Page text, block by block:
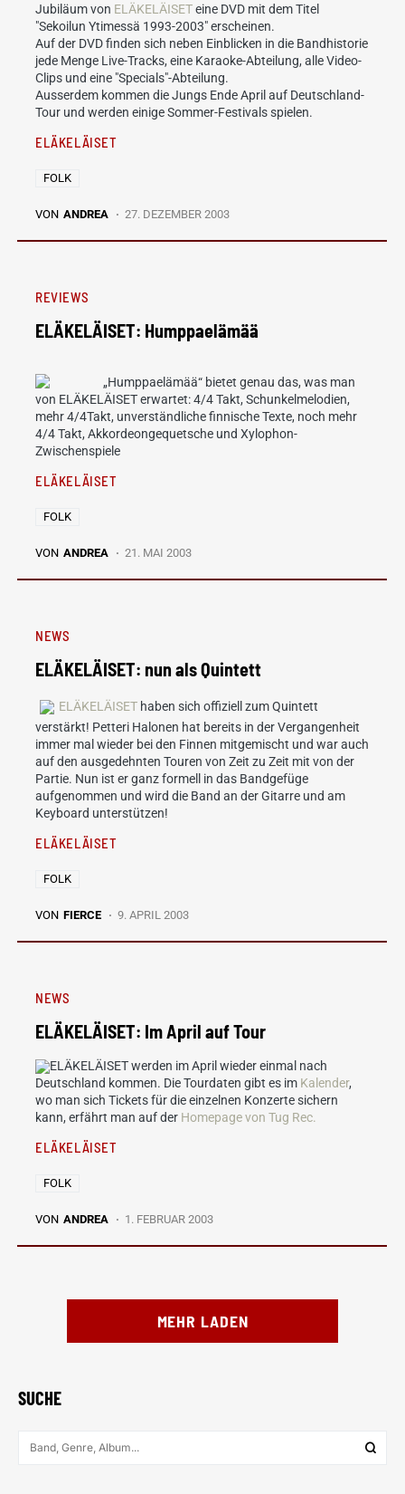
Jubiläum von ELÄKELÄISETeine DVD mit dem Titel
"Sekoilun Ytimessä 1993-2003" erscheinen.
Auf der DVD finden sich neben Einblicken in die Bandhistorie
jede Menge Live-Tracks, eine Karaoke-Abteilung, alle Video-
Clips und eine "Specials"-Abteilung.
Ausserdem kommen die Jungs Ende April auf Deutschland-
Tour und werden einige Sommer-Festivals spielen.
ELÄKELÄISET
FOLK
VON ANDREA 27. DEZEMBER 2003
REVIEWS
ELÄKELÄISET: Humppaelämää
„Humppaelämää“ bietet genau das, was man
von ELÄKELÄISET erwartet: 4/4 Takt, Schunkelmelodien,
mehr 4/4Takt, unverständliche finnische Texte, noch mehr
4/4 Takt, Akkordeongequetsche und Xylophon-
Zwischenspiele
ELÄKELÄISET
FOLK
VON ANDREA 21. MAI 2003
NEWS
ELÄKELÄISET: nun als Quintett
ELÄKELÄISET haben sich offiziell zum Quintett
verstärkt! Petteri Halonen hat bereits in der Vergangenheit
immer mal wieder bei den Finnen mitgemischt und war auch
auf den ausgedehnten Touren von Zeit zu Zeit mit von der
Partie. Nun ist er ganz formell in das Bandgefüge
aufgenommen und wird die Band an der Gitarre und am
Keyboard unterstützen!
ELÄKELÄISET
FOLK
VON FIERCE 9. APRIL 2003
NEWS
ELÄKELÄISET: Im April auf Tour
ELÄKELÄISET werden im April wieder einmal nach
Deutschland kommen. Die Tourdaten gibt es im Kalender,
wo man sich Tickets für die einzelnen Konzerte sichern
kann, erfährt man auf der Homepage von Tug Rec.
ELÄKELÄISET
FOLK
VON ANDREA 1. FEBRUAR 2003
MEHR LADEN
SUCHE